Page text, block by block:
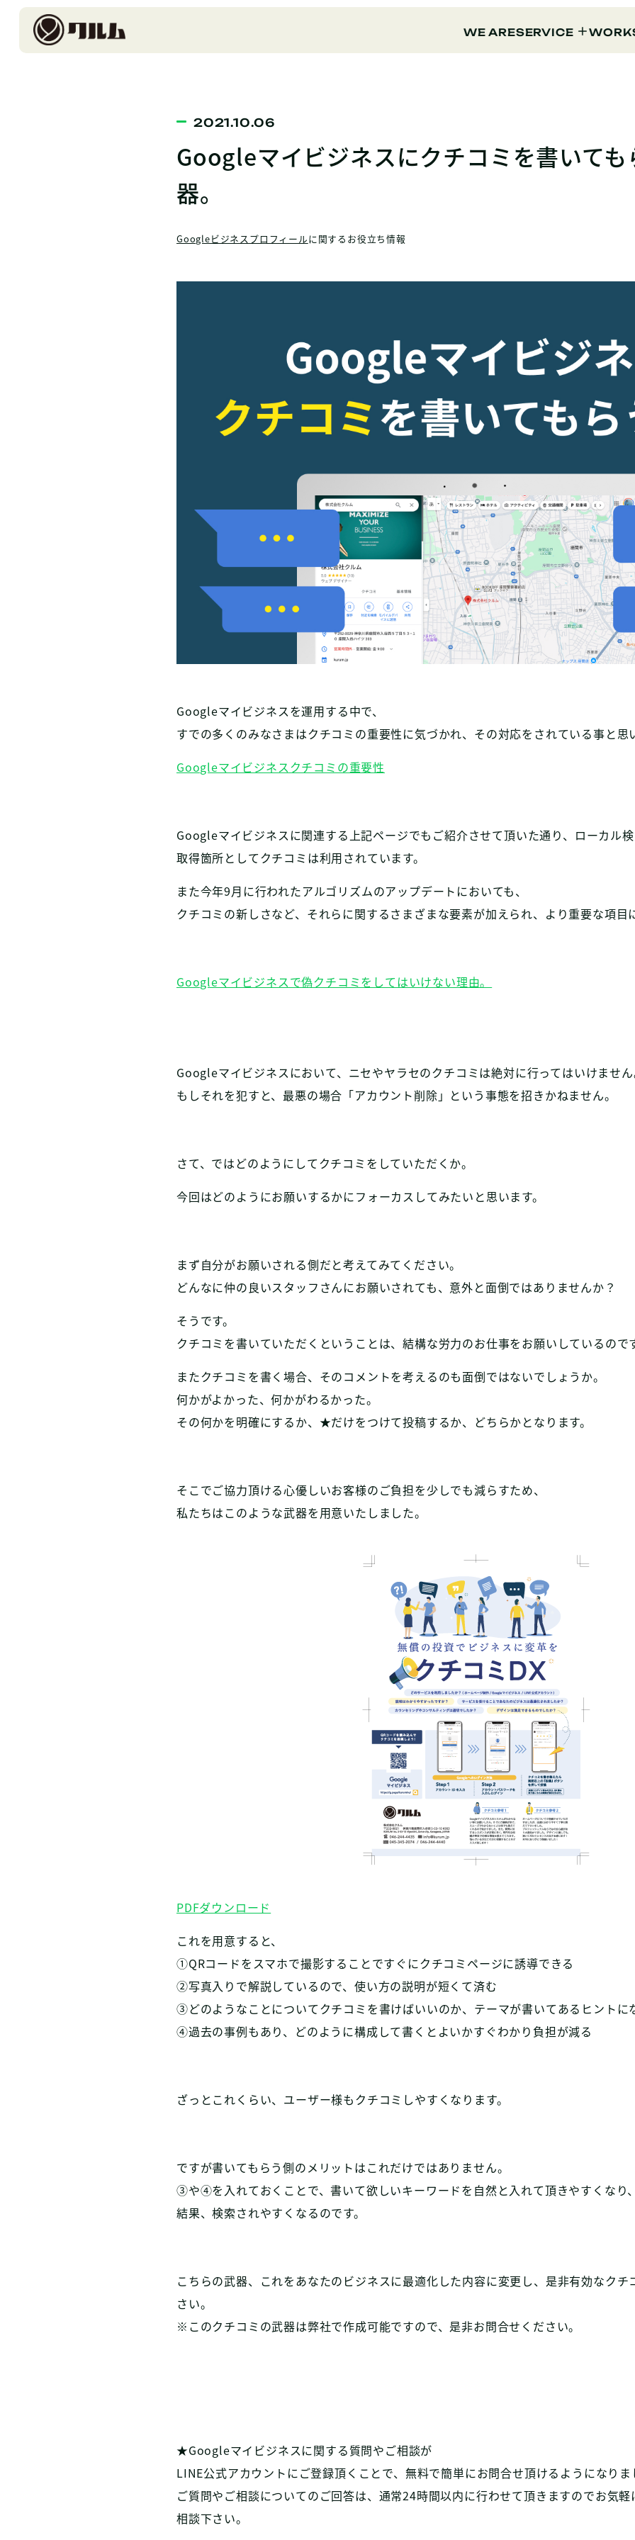
WE ARESERVICE
2021.10.06
Googleマイビジネスにクチコミを書いて
器。
Googleビジネスプロフィールに関するお役立ち情報
Googleマイビジネスを運用する中で、
すでの多くのみなさまはクチコミの重要性に気づかれ、その対応をされている事と思
Googleマイビジネスクチコミの重要性
Googleマイビジネスに関連する上記ページでもご紹介させて頂いた通り、ローカル
取得箇所としてクチコミは利用されています。
また今年9月に行われたアルゴリズムのアップデートにおいても、
クチコミの新しさなど、それらに関するさまざまな要素が加えられ、より重要な項目
Googleマイビジネスで偽クチコミをしてはいけない理由。
Googleマイビジネスにおいて、ニセやヤラセのクチコミは絶対に行ってはいけませ
もしそれを犯すと、最悪の場合「アカウント削除」という事態を招きかねません。
さて、ではどのようにしてクチコミをしていただくか。
今回はどのようにお願いするかにフォーカスしてみたいと思います。
まず自分がお願いされる側だと考えてみてください。
どんなに仲の良いスタッフさんにお願いされても、意外と面倒ではありませんか？
そうです。
クチコミを書いていただくということは、結構な労力のお仕事をお願いしているので
またクチコミを書く場合、そのコメントを考えるのも面倒ではないでしょうか。
何かがよかった、何かがわるかった。
その何かを明確にするか、★だけをつけて投稿するか、どちらかとなります。
そこでご協力頂ける心優しいお客様のご負担を少しでも減らすため、
私たちはこのような武器を用意いたしました。
PDFダウンロード
これを用意すると、
①QRコードをスマホで撮影することですぐにクチコミページに誘導できる
②写真入りで解説しているので、使い方の説明が短くて済む
③どのようなことについてクチコミを書けばいいのか、テーマが書いてあるヒントに
④過去の事例もあり、どのように構成して書くとよいかすぐわかり負担が減る
ざっとこれくらい、ユーザー様もクチコミしやすくなります。
ですが書いてもらう側のメリットはこれだけではありません。
③や④を入れておくことで、書いて欲しいキーワードを自然と入れて頂きやすくなり
結果、検索されやすくなるのです。
こちらの武器、これをあなたのビジネスに最適化した内容に変更し、是非有効なク
さい。
※このクチコミの武器は弊社で作成可能ですので、是非お問合せください。
★Googleマイビジネスに関する質問やご相談が
LINE公式アカウントにご登録頂くことで、無料で簡単にお問合せ頂けるようになり
ご質問やご相談についてのご回答は、通常24時間以内に行わせて頂きますのでお気
相談下さい。